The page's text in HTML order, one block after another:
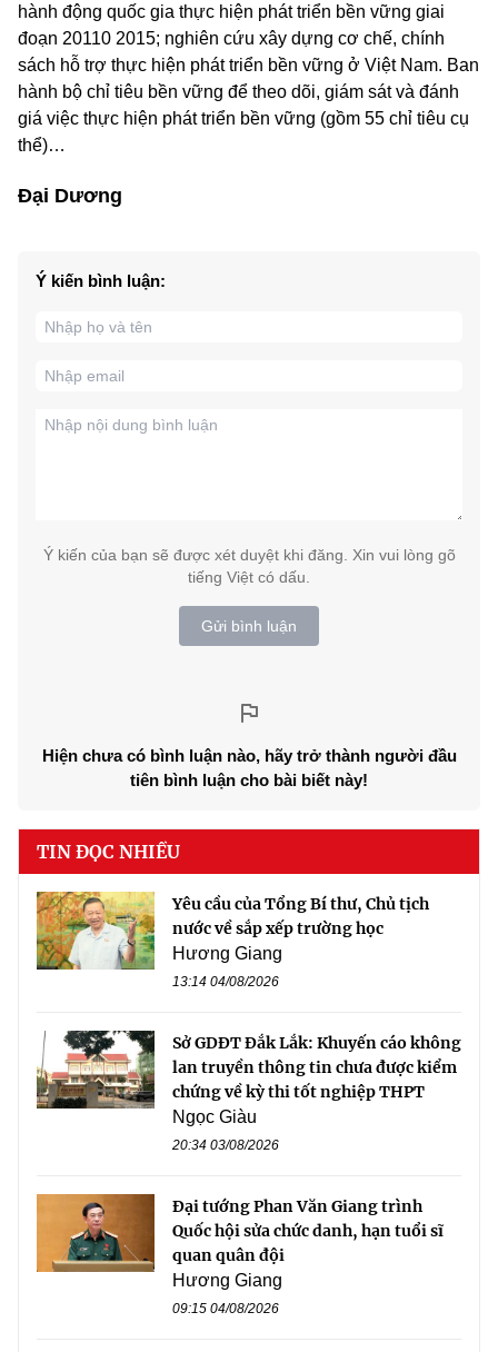
hành động quốc gia thực hiện phát triển bền vững giai
đoạn 20110 2015; nghiên cứu xây dựng cơ chế, chính
sách hỗ trợ thực hiện phát triển bền vững ở Việt Nam. Ban
hành bộ chỉ tiêu bền vững để theo dõi, giám sát và đánh
giá việc thực hiện phát triển bền vững (gồm 55 chỉ tiêu cụ
thể)…
Đại Dương
Ý kiến bình luận:
Ý kiến của bạn sẽ được xét duyệt khi đăng. Xin vui lòng gõ
tiếng Việt có dấu.
Gửi bình luận
Hiện chưa có bình luận nào, hãy trở thành người đầu
tiên bình luận cho bài biết này!
TIN ĐỌC NHIỀU
Yêu cầu của Tổng Bí thư, Chủ tịch
nước về sắp xếp trường học
Hương Giang
13:14 04/08/2026
Sở GDĐT Đắk Lắk: Khuyến cáo không
lan truyền thông tin chưa được kiểm
chứng về kỳ thi tốt nghiệp THPT
Ngọc Giàu
20:34 03/08/2026
Đại tướng Phan Văn Giang trình
Quốc hội sửa chức danh, hạn tuổi sĩ
quan quân đội
Hương Giang
09:15 04/08/2026